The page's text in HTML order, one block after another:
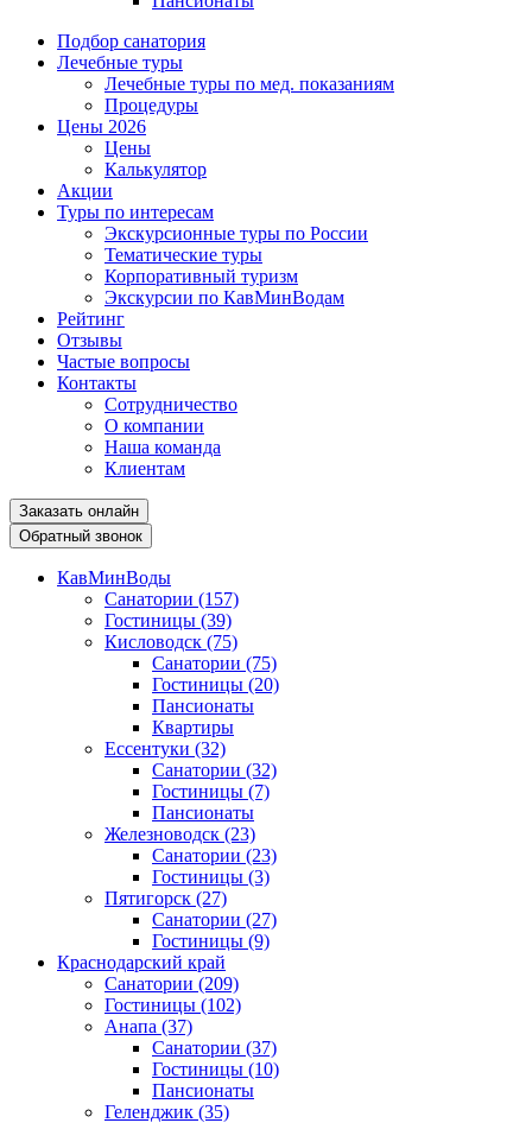
Подбор санатория
Лечебные туры
Лечебные туры по мед. показаниям
Процедуры
Цены 2026
Цены
Калькулятор
Акции
Туры по интересам
Экскурсионные туры по России
Тематические туры
Корпоративный туризм
Экскурсии по КавМинВодам
Рейтинг
Отзывы
Частые вопросы
Контакты
Сотрудничество
О компании
Наша команда
Клиентам
Заказать онлайн
Обратный звонок
КавМинВоды
Санатории (157)
Гостиницы (39)
Кисловодск (75)
Санатории (75)
Гостиницы (20)
Пансионаты
Квартиры
Ессентуки (32)
Санатории (32)
Гостиницы (7)
Пансионаты
Железноводск (23)
Санатории (23)
Гостиницы (3)
Пятигорск (27)
Санатории (27)
Гостиницы (9)
Краснодарский край
Санатории (209)
Гостиницы (102)
Анапа (37)
Санатории (37)
Гостиницы (10)
Пансионаты
Геленджик (35)